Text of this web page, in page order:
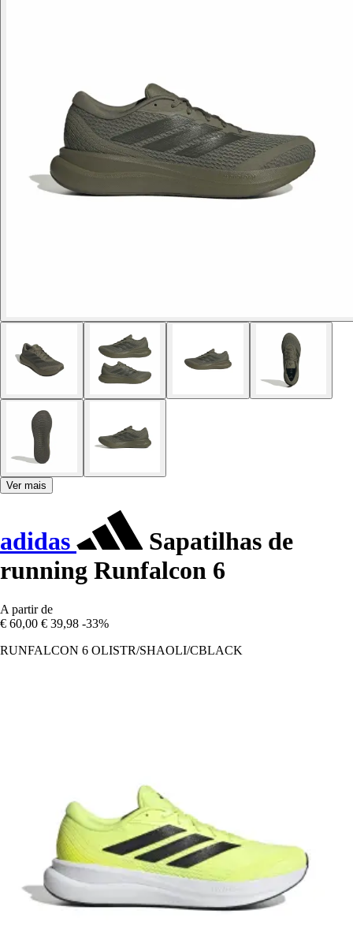
Ver mais
adidas
Sapatilhas de
running Runfalcon 6
A partir de
€ 60,00 € 39,98 -33%
RUNFALCON 6 OLISTR/SHAOLI/CBLACK